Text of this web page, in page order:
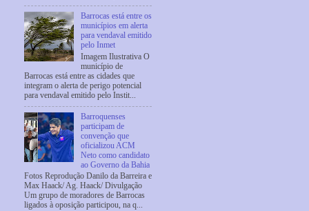
Barrocas está entre os
municípios em alerta
para vendaval emitido
pelo Inmet
Imagem Ilustrativa O
município de
Barrocas está entre as cidades que
integram o alerta de perigo potencial
para vendaval emitido pelo Instit...
Barroquenses
participam de
convenção que
oficializou ACM
Neto como candidato
ao Governo da Bahia
Fotos Reprodução Danilo da Barreira e
Max Haack/ Ag. Haack/ Divulgação
Um grupo de moradores de Barrocas
ligados à oposição participou, na q...